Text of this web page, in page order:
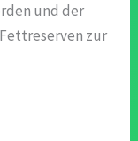
und der
zur